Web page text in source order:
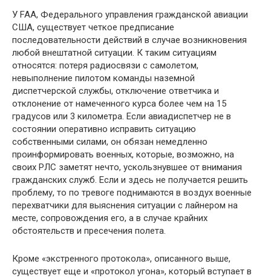
У FAA, Федерального управления гражданской авиации
США, существует четкое предписание
последовательности действий в случае возникновения
любой внештатной ситуации. К таким ситуациям
относятся: потеря радиосвязи с самолетом,
невыполнение пилотом команды наземной
диспетчерской службы, отключение ответчика и
отклонение от намеченного курса более чем на 15
градусов или 3 километра. Если авиадиспетчер не в
состоянии оперативно исправить ситуацию
собственными силами, он обязан немедленно
проинформировать военных, которые, возможно, на
своих РЛС заметят нечто, ускользнувшее от внимания
гражданских служб. Если и здесь не получается решить
проблему, то по тревоге поднимаются в воздух военные
перехватчики для выяснения ситуации с лайнером на
месте, сопровождения его, а в случае крайних
обстоятельств и пресечения полета.
Кроме «экстренного протокола», описанного выше,
существует еще и «протокол угона», который вступает в